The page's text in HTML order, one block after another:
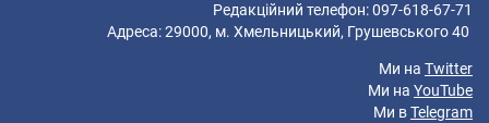
Редакційний телефон: 097-618-67-71
Адреса: 29000, м. Хмельницький, Грушевського 40
Ми на Twitter
Ми на YouTube
Ми вTelegram